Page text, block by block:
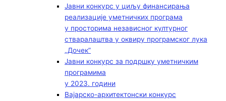
Јавни конкурс у циљу финансирања
реализације уметничких програма
у просторима независног културног
стваралаштва у оквиру програмског лука
„Дочек”
Јавни конкурс за подршку уметничким
програмима
у 2023. години
Вајарско-архитектонски конкурс